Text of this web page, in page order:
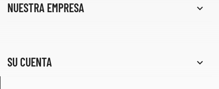
NUESTRA EMPRESA 
SU CUENTA 